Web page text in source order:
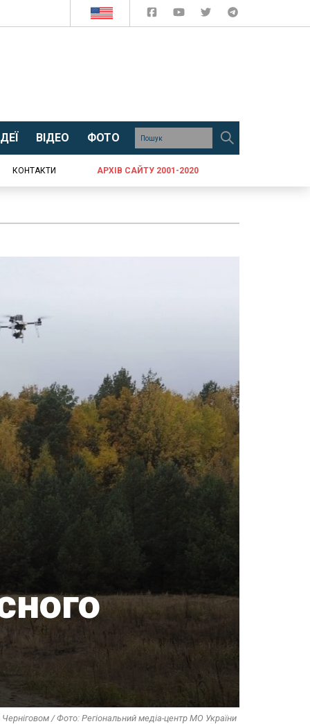
ВІДЕО ФОТО
КОНТАКТИ АРХІВ САЙТУ 2001-2020
Черніговом / Фото: Регіональний медіа-центр МО України